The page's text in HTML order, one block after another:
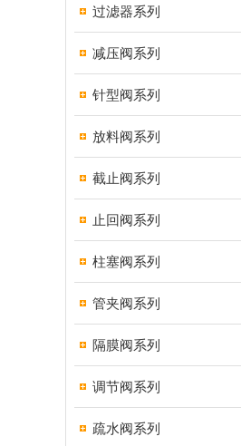
过滤器系列
减压阀系列
针型阀系列
放料阀系列
截止阀系列
止回阀系列
柱塞阀系列
管夹阀系列
隔膜阀系列
调节阀系列
疏水阀系列